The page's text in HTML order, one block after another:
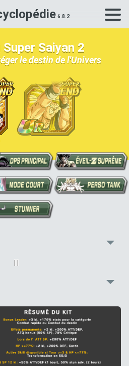
Rechercher une carte Dokkan
Super Saiyan 2
le destin de l'Univers
Vue alternative
| |